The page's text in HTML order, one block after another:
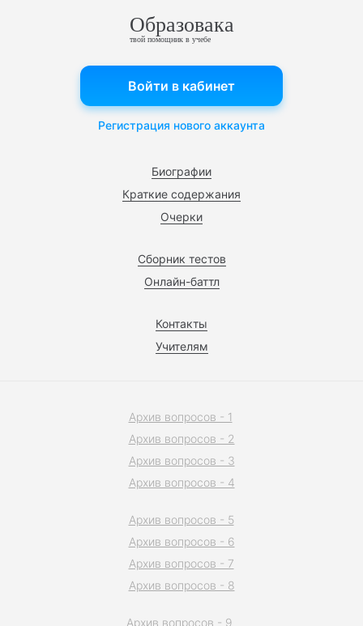
Образовака
твой помощник в учебе
Биографии
Краткие содержания
Очерки
Сборник тестов
Онлайн-баттл
Контакты
Учителям
Войти в кабинет
Регистрация нового аккаунта
Архив вопросов - 1
Архив вопросов - 2
Архив вопросов - 3
Архив вопросов - 4
Архив вопросов - 5
Архив вопросов - 6
Архив вопросов - 7
Архив вопросов - 8
Архив вопросов - 9